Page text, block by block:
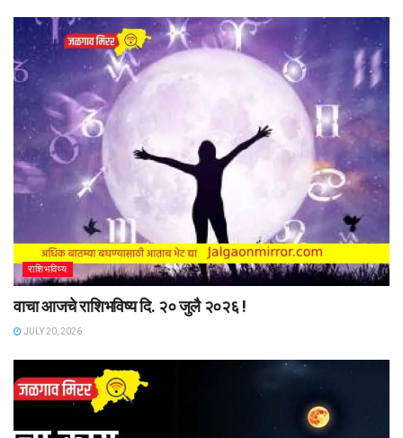
राशिभविष्य
वाचा आजचे राशिभविष्य दि. २० जुलै २०२६ !
JULY 20, 2026